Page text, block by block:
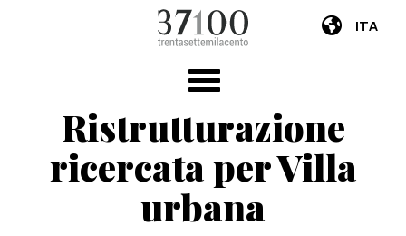
ITA
Ristrutturazione
ricercata per Villa
urbana